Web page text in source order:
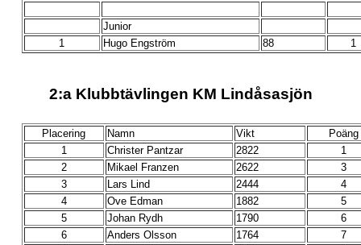
Junior
1
Hugo Engström 88 1
2:a Klubbtävlingen KM Lindåsasjön
Placering Namn Vikt
Poäng
1
Christer Pantzar 2822
1
2
Mikael Franzen 2622
3
3
Lars Lind 2444
4
4
Ove Edman 1882
5
5
Johan Rydh 1790
6
6
Anders Olsson 1764
7